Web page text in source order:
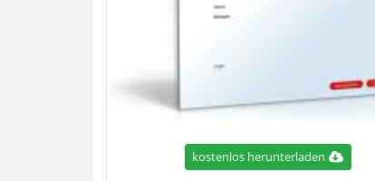
kostenlos herunterladen